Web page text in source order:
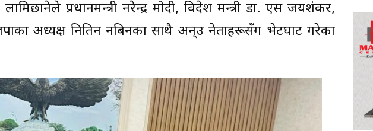
प्रधानमन्त्री नरेन्द्र मोदी, विदेश मन्त्री डा. एस जयशंकर,
अध्यक्ष नितिन नबिनका साथै अन्उ नेताहरूसँग भेटघाट गरेका